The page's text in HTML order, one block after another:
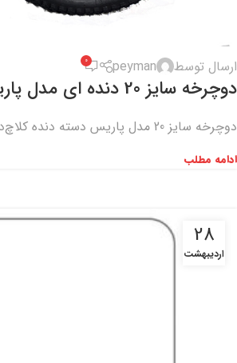
ارسال توسط peyman
0
دوچرخه سایز 20 دنده ای مدل پاریس
دوچرخه سایز 20 مدل پاریس دسته دنده کلاچ‌دار به دلیل داشتن طوقه‌های آلومینیومی و زین با کیفیت و ترمزبندی با
ادامه مطلب
28
اردیبهشت